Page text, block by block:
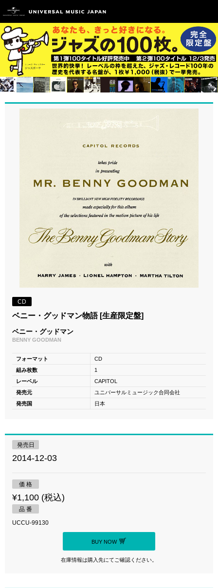
CD
ベニー・グッドマン物語 [生産限定盤]
ベニー・グッドマン
BENNY GOODMAN
フォーマット
CD
組み枚数
1
レーベル
CAPITOL
発売元
ユニバーサルミュージック合同会社
発売国
日本
発売日
2014-12-03
価 格
¥1,100 (税込)
品 番
UCCU-99130
BUY NOW
在庫情報は購入先にてご確認ください。